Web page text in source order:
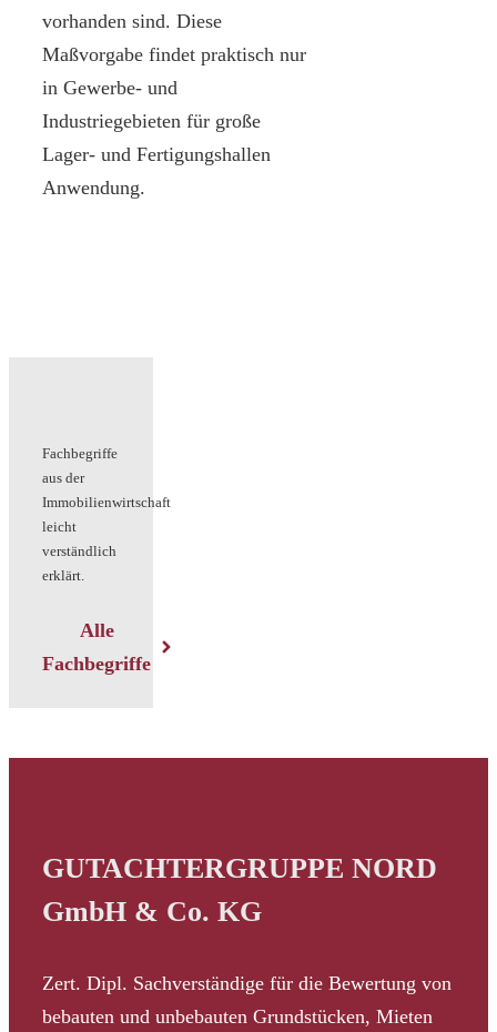
vorhanden sind. Diese
Maßvorgabe findet praktisch nur
in Gewerbe- und
Industriegebieten für große
Lager- und Fertigungshallen
Anwendung.
Fachbegriffe
aus der
Immobilienwirtschaft
leicht
verständlich
erklärt.
Alle
Fachbegriffe
GUTACHTERGRUPPE NORD
GmbH & Co. KG
Zert. Dipl. Sachverständige für die Bewertung von
bebauten und unbebauten Grundstücken, Mieten